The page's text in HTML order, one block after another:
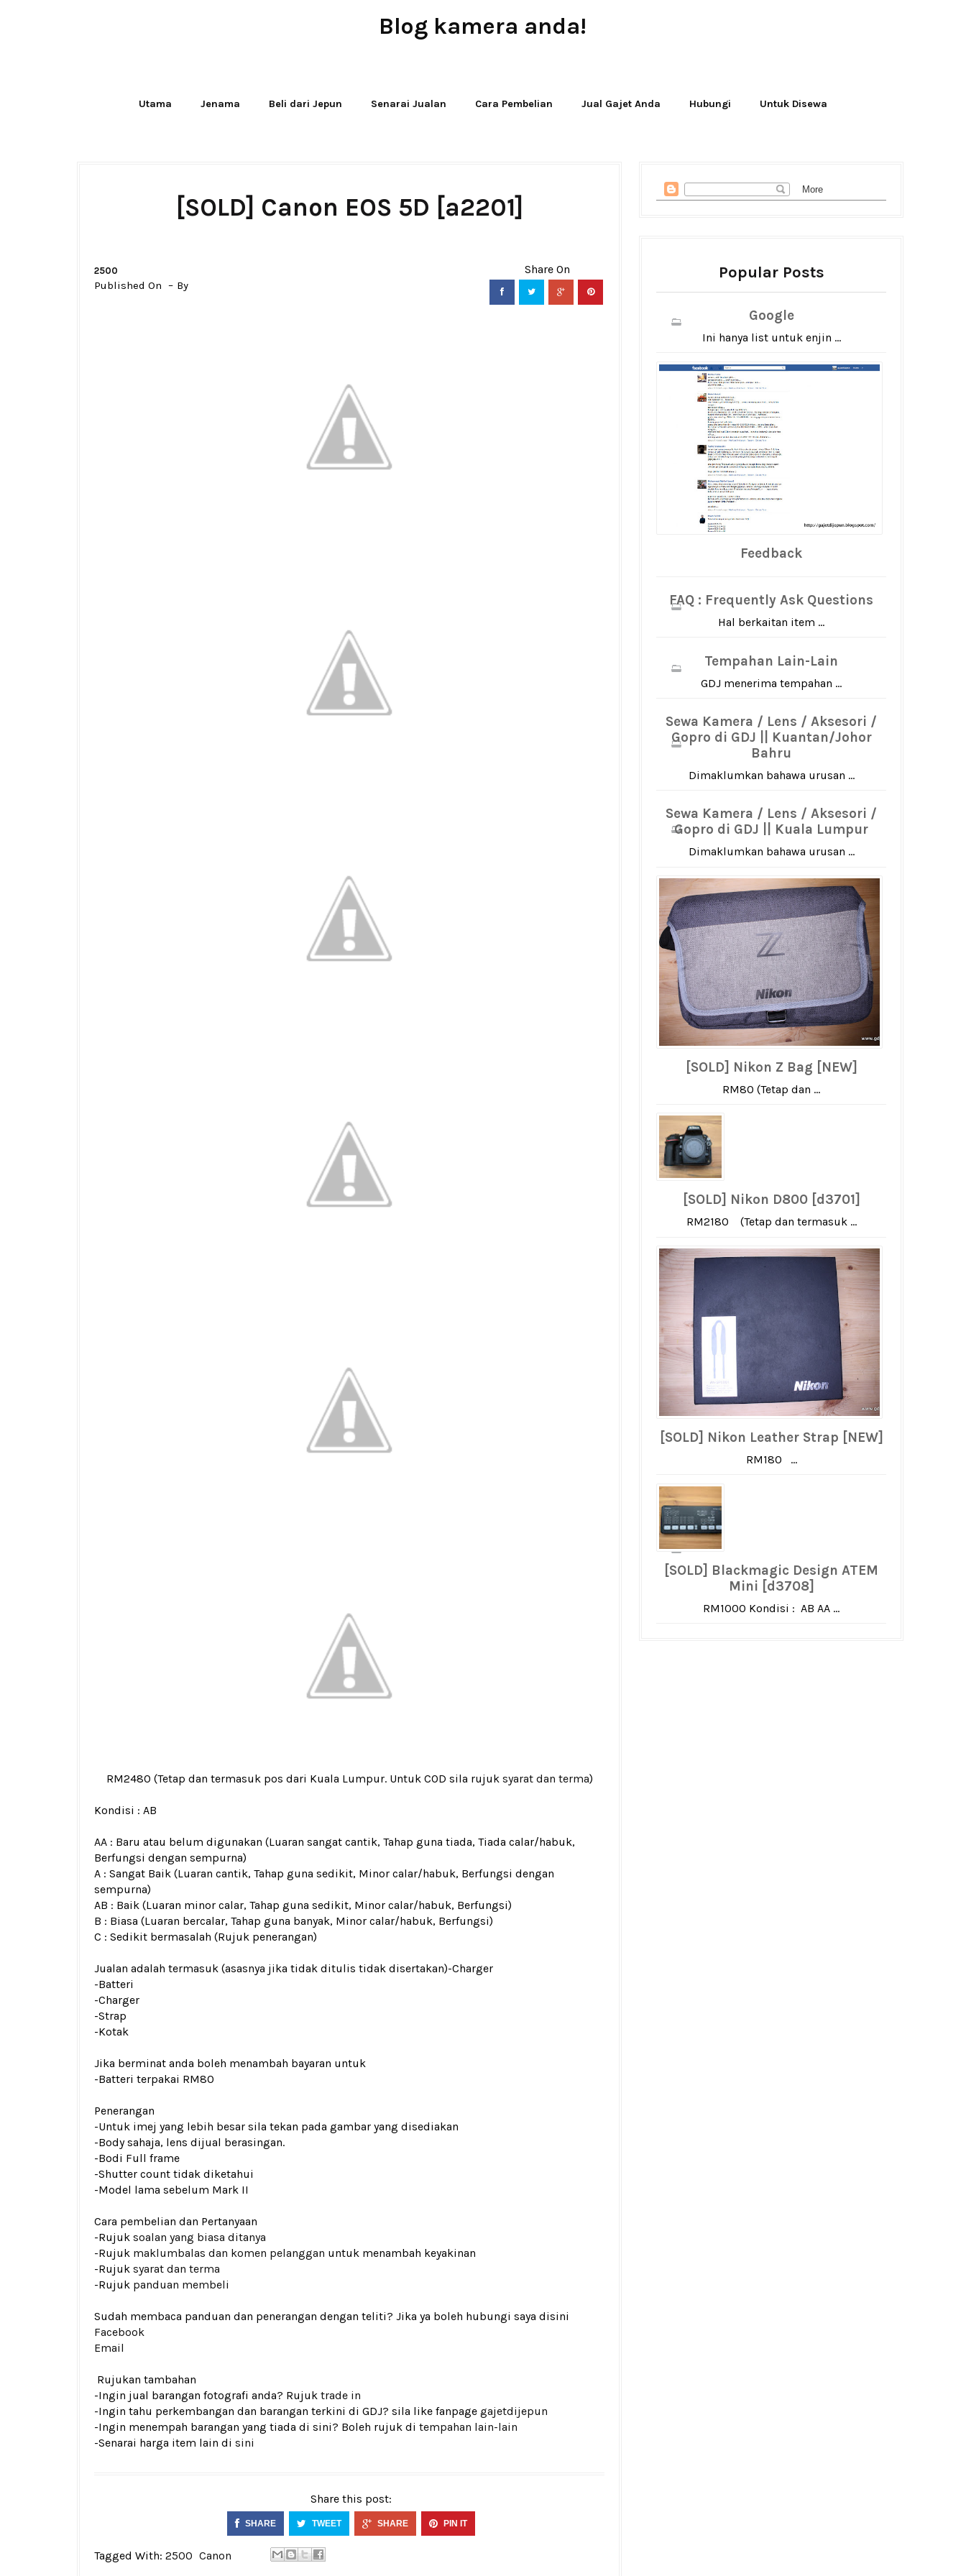
Blog kamera anda!
Utama Jenama Beli dari Jepun Senarai Jualan Cara Pembelian Jual Gajet Anda Hubungi Untuk Disewa
[SOLD] Canon EOS 5D [a2201]
2500
Published On By
RM2480 (Tetap dan termasuk pos dari Kuala Lumpur. Untuk COD sila rujuk syarat dan terma)
Kondisi : AB
AA : Baru atau belum digunakan (Luaran sangat cantik, Tahap guna tiada, Tiada calar/habuk,
Berfungsi dengan sempurna)
A : Sangat Baik (Luaran cantik, Tahap guna sedikit, Minor calar/habuk, Berfungsi dengan
sempurna)
AB : Baik (Luaran minor calar, Tahap guna sedikit, Minor calar/habuk, Berfungsi)
B : Biasa (Luaran bercalar, Tahap guna banyak, Minor calar/habuk, Berfungsi)
C : Sedikit bermasalah (Rujuk penerangan)
Jualan adalah termasuk (asasnya jika tidak ditulis tidak disertakan)-Charger
-Batteri
-Charger
-Strap
-Kotak
Jika berminat anda boleh menambah bayaran untuk
-Batteri terpakai RM80
Penerangan
-Untuk imej yang lebih besar sila tekan pada gambar yang disediakan
-Body sahaja, lens dijual berasingan.
-Bodi Full frame
-Shutter count tidak diketahui
-Model lama sebelum Mark II
Cara pembelian dan Pertanyaan
-Rujuk soalan yang biasa ditanya
-Rujuk maklumbalas dan komen pelanggan untuk menambah keyakinan
-Rujuk syarat dan terma
-Rujuk panduan membeli
Sudah membaca panduan dan penerangan dengan teliti? Jika ya boleh hubungi saya disini
Facebook
Email
Rujukan tambahan
-Ingin jual barangan fotografi anda? Rujuk trade in
-Ingin tahu perkembangan dan barangan terkini di GDJ? sila like fanpage gajetdijepun
-Ingin menempah barangan yang tiada di sini? Boleh rujuk di tempahan lain-lain
-Senarai harga item lain di sini
Share this post:
SHARE TWEET SHARE PIN IT
Tagged With: 2500 Canon
Popular Posts
Google
Ini hanya list untuk enjin ...
Feedback
FAQ : Frequently Ask Questions
Hal berkaitan item ...
Tempahan Lain-Lain
GDJ menerima tempahan ...
Sewa Kamera / Lens / Aksesori /
Gopro di GDJ || Kuantan/Johor
Bahru
Dimaklumkan bahawa urusan ...
Sewa Kamera / Lens / Aksesori /
Gopro di GDJ || Kuala Lumpur
Dimaklumkan bahawa urusan ...
[SOLD] Nikon Z Bag [NEW]
RM80 (Tetap dan ...
[SOLD] Nikon D800 [d3701]
RM2180 (Tetap dan termasuk ...
[SOLD] Nikon Leather Strap [NEW]
RM180 ...
[SOLD] Blackmagic Design ATEM
Mini [d3708]
RM1000 Kondisi : AB AA ...